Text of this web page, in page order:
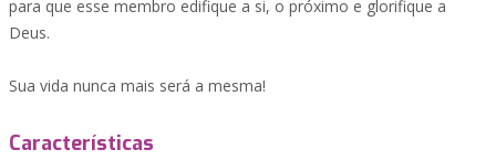
para que esse membro edifique a si, o próximo e glorifique a
Deus.
Sua vida nunca mais será a mesma!
Características